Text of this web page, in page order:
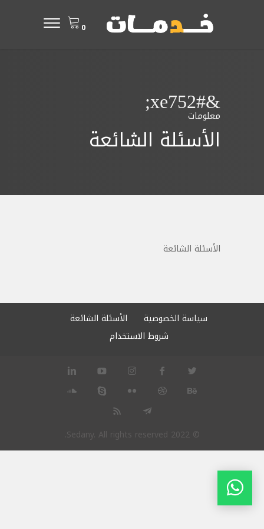
0
&#xe752;
معلومات
الأسئلة الشائعة
الأسئلة الشائعة
سياسة الخصوصية
الأسئلة الشائعة
شروط الاستخدام
© 2022 Sedany. All rights reserved.